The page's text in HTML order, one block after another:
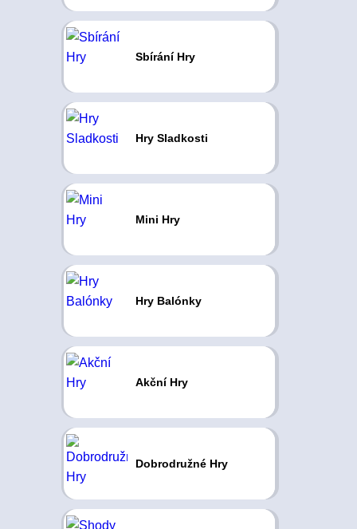
Sbírání Hry
Hry Sladkosti
Mini Hry
Hry Balónky
Akční Hry
Dobrodružné Hry